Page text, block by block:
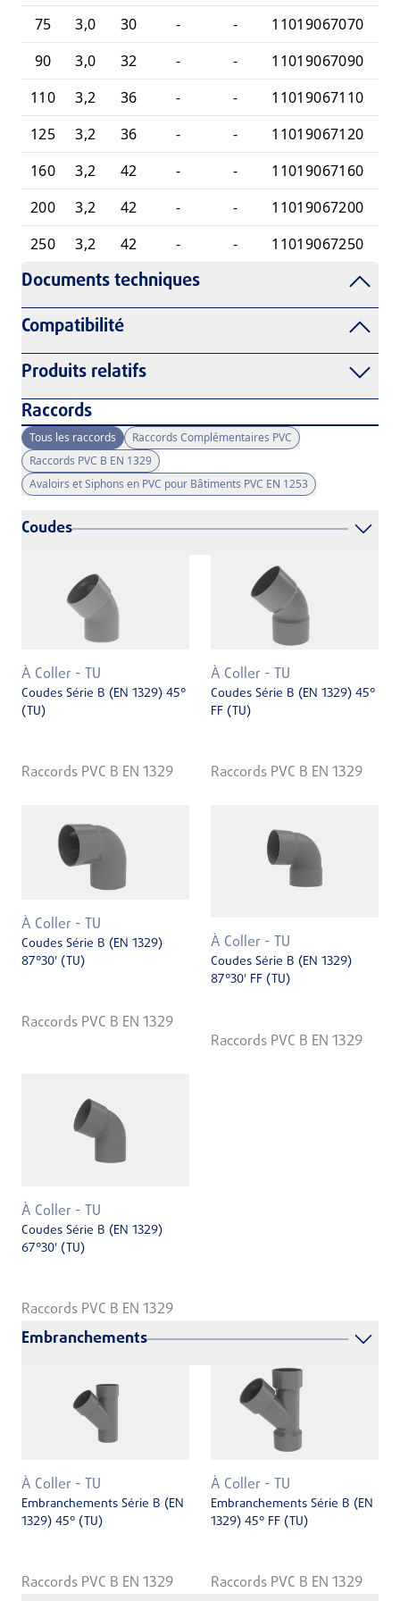
75
3,0 30 - -
11019067070
90
3,0 32 - -
11019067090
110
3,2 36 - -
11019067110
125
3,2 36 - -
11019067120
160
3,2 42 - -
11019067160
200
3,2 42 - -
11019067200
250
3,2 42 - - 11019067250
Documents techniques
Compatibilité
Produits relatifs
Raccords
Tous les raccords
Raccords Complémentaires PVC
Raccords PVC B EN 1329
Avaloirs et Siphons en PVC pour Bâtiments PVC EN 1253
Coudes
À Coller - TU
Coudes Série B (EN 1329) 45°
(TU)
Raccords PVC B EN 1329
À Coller - TU
Coudes Série B (EN 1329) 45°
FF (TU)
Raccords PVC B EN 1329
À Coller - TU
Coudes Série B (EN 1329)
87°30' (TU)
Raccords PVC B EN 1329
À Coller - TU
Coudes Série B (EN 1329)
87°30' FF (TU)
Raccords PVC B EN 1329
À Coller - TU
Coudes Série B (EN 1329)
67°30' (TU)
Raccords PVC B EN 1329
Embranchements
À Coller - TU
Embranchements Série B (EN
1329) 45° (TU)
Raccords PVC B EN 1329
À Coller - TU
Embranchements Série B (EN
1329) 45° FF (TU)
Raccords PVC B EN 1329